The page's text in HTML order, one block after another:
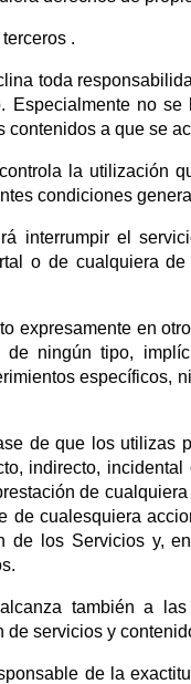
.
toda
Especialmente no
contenidos a que se
la utilización
condiciones
interrumpir el
o de cualquiera
expresamente en
de ningún tipo,
específicos,
de que los utilizas
indirecto,
de
de cualesquiera
de los Servicios y,
también a
de servicios y
de la